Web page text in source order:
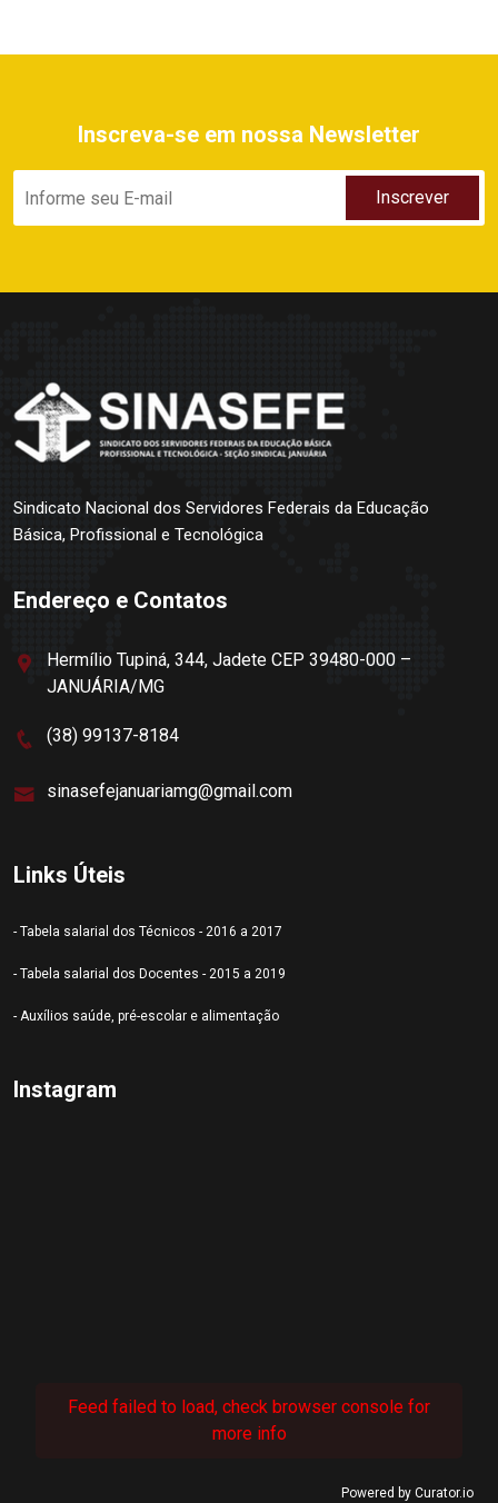
Inscreva-se em nossa Newsletter
Sindicato Nacional dos Servidores Federais da Educação
Básica, Profissional e Tecnológica
Endereço e Contatos
Hermílio Tupiná, 344, Jadete CEP 39480-000 –
JANUÁRIA/MG
(38) 99137-8184
sinasefejanuariamg@gmail.com
Links Úteis
- Tabela salarial dos Técnicos - 2016 a 2017
- Tabela salarial dos Docentes - 2015 a 2019
- Auxílios saúde, pré-escolar e alimentação
Instagram
Feed failed to load, check browser console for
more info
Powered by Curator.io